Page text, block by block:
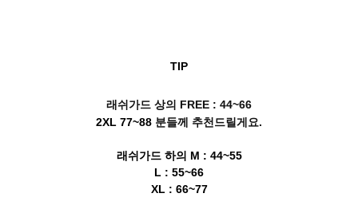
TIP
래쉬가드 상의 FREE : 44~66
2XL 77~88 분들께 추천드릴게요.
래쉬가드 하의 M : 44~55
L : 55~66
XL : 66~77